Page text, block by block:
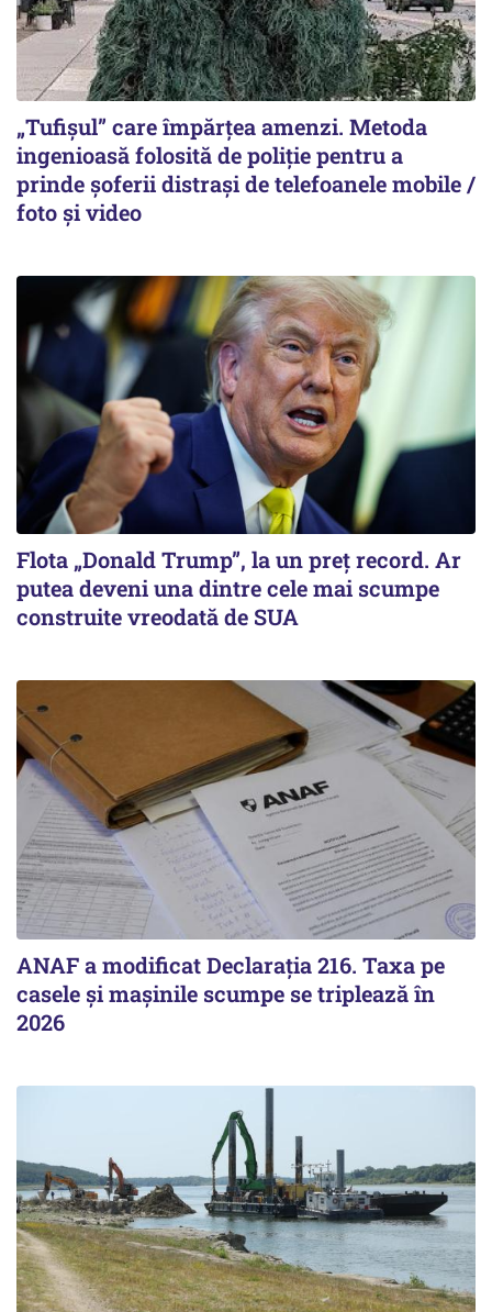
„Tufișul” care împărțea amenzi. Metoda
ingenioasă folosită de poliție pentru a
prinde șoferii distrași de telefoanele mobile /
foto și video
Flota „Donald Trump”, la un preț record. Ar
putea deveni una dintre cele mai scumpe
construite vreodată de SUA
ANAF a modificat Declarația 216. Taxa pe
casele și mașinile scumpe se triplează în
2026